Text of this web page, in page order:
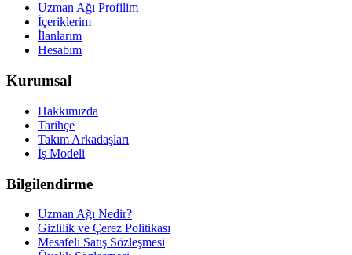
Uzman Ağı Profilim
İçeriklerim
İlanlarım
Hesabım
Kurumsal
Hakkımızda
Tarihçe
Takım Arkadaşları
İş Modeli
Bilgilendirme
Uzman Ağı Nedir?
Gizlilik ve Çerez Politikası
Mesafeli Satış Sözleşmesi